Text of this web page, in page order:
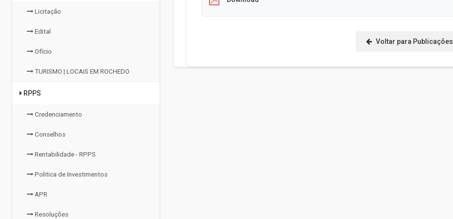
Licitação
Edital
Ofício
TURISMO | LOCAIS EM ROCHEDO
RPPS
Credenciamento
Conselhos
Rentabilidade - RPPS
Politica de Investimentos
APR
Resoluções
Voltar para Publicações